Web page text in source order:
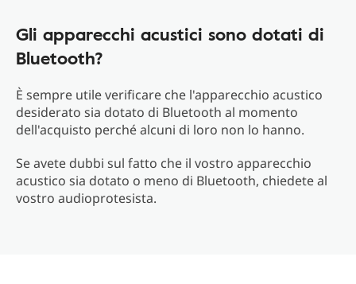
Gli apparecchi acustici sono dotati di
Bluetooth?
È sempre utile verificare che l'apparecchio acustico
desiderato sia dotato di Bluetooth al momento
dell'acquisto perché alcuni di loro non lo hanno.
Se avete dubbi sul fatto che il vostro apparecchio
acustico sia dotato o meno di Bluetooth, chiedete al
vostro audioprotesista.